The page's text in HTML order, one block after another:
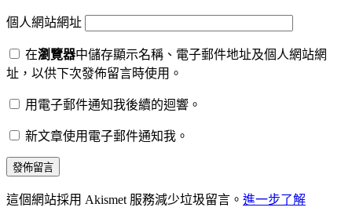
個人網站網址
在瀏覽器中儲存顯示名稱、電子郵件地址及個人網站網
址，以供下次發佈留言時使用。
用電子郵件通知我後續的迴響。
新文章使用電子郵件通知我。
這個網站採用 Akismet 服務減少垃圾留言。 進一步了解